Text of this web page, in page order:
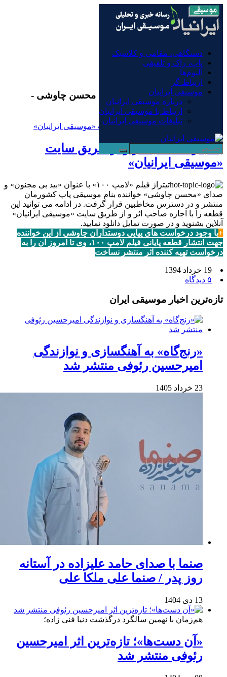
دستگاهی، مقامی و کلاسیک
پاپ، راک و تلفیقی
آلبوم‌ها
ارتباط گر
موسیقی ایرانیان
درباره موسیقی ایرانیان
ارتباط با موسیقی ایرانیان
تبلیغات موسیقی ایرانیان
×
دستگاهی، مقامی و کلاسیک
آلبوم‌ها
ارتباط گر
موسیقی ایرانیان
بایگانی‌ها بید بی مجنون با صدای محسن چاوشی -
موسیقی ایرانیان
با اجازه صاحب اثر و از طریق سایت
«موسیقی ایرانیان»
تیتراژ فیلم «لامپ ۱۰۰» با عنوان «بید بی مجنون» و
صدای «محسن چاوشی» خواننده بنام موسیقی پاپ کشورمان
منتشر و در دسترس مخاطبین قرار گرفت. در ادامه می توانید این
قطعه را با اجازه صاحب اثر و از طریق سایت «موسیقی ایرانیان»
آنلاین بشنوید و در صورت تمایل دانلود نمایید.
+با وجود درخواست های پیاپی دوستداران چاوشی از این خواننده
جهت انتشار قطعه پایانی فیلم لامپ ۱۰۰، وی تا امروز آن را به
درخواست تهیه کننده اثر منتشر نساخت
19 خرداد 1394
۵ دیدگاه
تازه‌ترین اخبار موسیقی ایران
«رنج‌گاه» به آهنگسازی و نوازندگی
امیرحسین رئوفی منتشر شد
23 خرداد 1405
صنما با صدای حامد علیزاده در آستانه
روز پدر / صنما علی ملکا علی
13 دی 1404
هم‌زمان با نهمین سالگرد درگذشت دنیا فنی زاده؛
«آن دست‌ها»؛ تازه‌ترین اثر امیرحسین
رئوفی منتشر شد